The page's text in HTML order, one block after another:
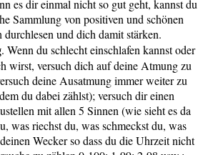
es dir einmal nicht so gut geht, kannst du
Sammlung von positiven und schönen
durchlesen und dich damit stärken.
. Wenn du schlecht einschlafen kannst oder
wirst, versuch dich auf deine Atmung zu
deine Ausatmung immer weiter zu
du dabei zählst); versuch dir einen
mit allen 5 Sinnen (wie sieht es da
was riechst du, was schmeckst du, was
Wecker so dass du die Uhrzeit nicht